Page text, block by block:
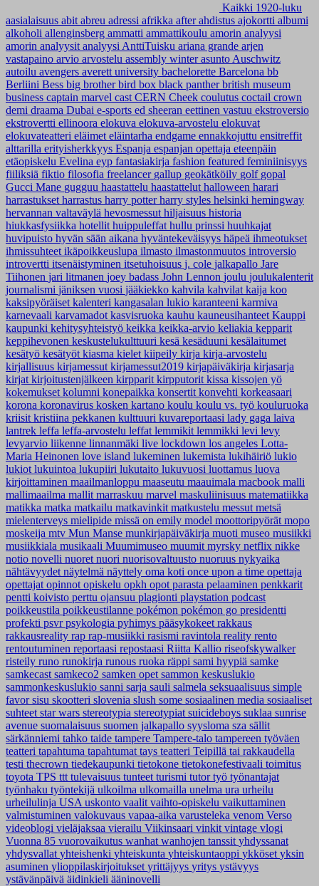
Kaikki 1920-luku
aasialaisuus abit abreu adressi afrikka afterahdistus ajokortti albumi
alkoholi allenginsberg ammatti ammattikoulu amorin analyysi
amorin analyysit analyysi AnttiTuisku ariana grande arjen
vastapaino arvio arvostelu assembly winterasunto Auschwitz
autoilu avengers averett university bachelorette Barcelona bb
Berliini Bess big brotherbird box black pantherbritish museum
business captain marvel cast CERN Cheek coulutus coctail crown
demi draama Dubai e-sports ed sheeran eettinen vastuu ekstroversio
ekstrovertti ellinoora elokuva elokuva-arvostelu elokuvat
elokuvateatteri eläimet eläintarha endgame ennakkojuttu ensitreffit
alttarilla erityisherkkyys Espanja espanjan opettaja eteenpäin
etäopiskelu Evelina eyp fantasiakirja fashion featured feminiinisyys
fiiliksiä fiktio filosofia freelancer gallup geokätköily golf gopal
Gucci Mane gugguu haastattelu haastattelut halloween harari
harrastukset harrastus harry potterharry styles helsinki hemingway
hervannan valtaväylä hevosmessut hiljaisuus historia
hiukkasfysiikka hotellit huippuleffat hullu prinssi huuhkajat
huvipuisto hyvän sään aikana hyväntekeväisyys häpeä ihmeotukset
ihmissuhteet ikäpoikkeuslupa ilmasto ilmastonmuutos introversio
introvertti itsenäistyminen itsetuhoisuus j. cole jalkapallo Jare
Tiihonen jari litmanen joey badass John Lennon joulu joulukalenterit
journalismi jäniksen vuosi jääkiekko kahvila kahvilat kaija koo
kaksipyöräiset kalenteri kangasalan lukio karanteeni karmiva
karnevaali karvamadot kasvisruoka kauhu kauneusihanteet Kauppi
kaupunki kehitysyhteistyö keikka keikka-arvio keliakia kepparit
keppihevonen keskustelukulttuuri kesä kesäduuni kesälaitumet
kesätyö kesätyöt kiasma kielet kiipeily kirja kirja-arvostelu
kirjallisuus kirjamessut kirjamessut2019 kirjapäiväkirja kirjasarja
kirjat kirjoitustenjälkeen kirpparit kirpputorit kissa kissojen yö
kokemukset kolumni konepaikka konsertit konvehti korkeasaari
korona koronavirus kosken kartano koulu koulu vs. työ kouluruoka
kriisit kristiina pekkanen kulttuuri kuvareportaasi lady gaga laiva
lantrek leffa leffa-arvostelu leffat lemmikit lemmikki levi levy
levyarvio liikenne linnanmäki live lockdown los angeles Lotta-
Maria Heinonen love island lukeminen lukemista lukihäiriö lukio
lukiot lukuintoa lukupiiri lukutaito lukuvuosi luottamus luova
kirjoittaminen maailmanloppu maaseutu maauimala macbook malli
mallimaailma mallit marraskuu marvel maskuliinisuus matematiikka
matikka matka matkailu matkavinkit matkustelu messut metsä
mielenterveys mielipide missä on emily model moottoripyörät mopo
moskeija mtv Mun Manse munkirjapäiväkirja muoti museo musiikki
musiikkiala musikaali Muumimuseo muumit myrsky netflix nikke
notio novelli nuoret nuori nuorisovaltuusto nuoruus nykyaika
nähtävyydet näytelmä näyttely oma koti once upon a time opettaja
opettajat opinnot opiskelu opkh opot parasta pelaaminen penkkarit
pentti koivisto perttu ojansuu plagionti playstation podcast
poikkeustila poikkeustilanne pokémon pokémon go presidentti
profekti psvrpsykologia pyhimys pääsykokeet rakkaus
rakkausreality rap rap-musiikki rasismi ravintola reality rento
rentoutuminen reportaasi repostaasi Riitta Kallio riseofskywalker
risteily runo runokirja runous ruoka räppi sami hyypiä samke
samkecast samkeco2 samken opet sammon keskuslukio
sammonkeskuslukio sanni sarja sauli salmela seksuaalisuus simple
favorsisu skootteri slovenia slush some sosiaalinen media sosiaaliset
suhteet star wars stereotypia stereotypiat suicideboys suklaa sunrise
avenue suomalaisuus suomen jalkapallo syysloma sza sällit
särkänniemi tahko taide tampere Tampere-talo tampereen työväen
teatteri tapahtuma tapahtumat tays teatteri Teipillä tai rakkaudella
testi thecrown tiedekaupunki tietokone tietokonefestivaali toimitus
toyota TPS ttt tulevaisuus tunteet turismi tutortyö työnantajat
työnhaku työntekijä ulkoilma ulkomailla unelma ura urheilu
urheilulinja USA uskonto vaalit vaihto-opiskelu vaikuttaminen
valmistuminen valokuvaus vapaa-aika varusteleka venom Verso
videoblogi vieläjaksaa vierailu Viikinsaari vinkit vintage vlogi
Vuonna 85 vuorovaikutus wanhat wanhojen tanssit yhdyssanat
yhdysvallat yhteishenki yhteiskunta yhteiskuntaoppi ykköset yksin
asuminen ylioppilaskirjoitukset yrittäjyys yritys ystävyys
ystävänpäivä äidinkieli ääninovelli